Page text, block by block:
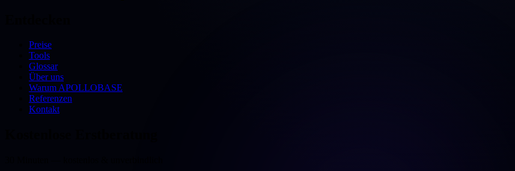
Preise
Tools
Glossar
Über uns
Warum APOLLOBASE
Referenzen
Kontakt